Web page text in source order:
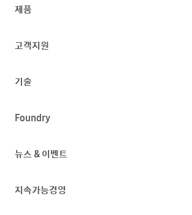
제품
고객지원
기술
Foundry
뉴스 & 이벤트
지속가능경영